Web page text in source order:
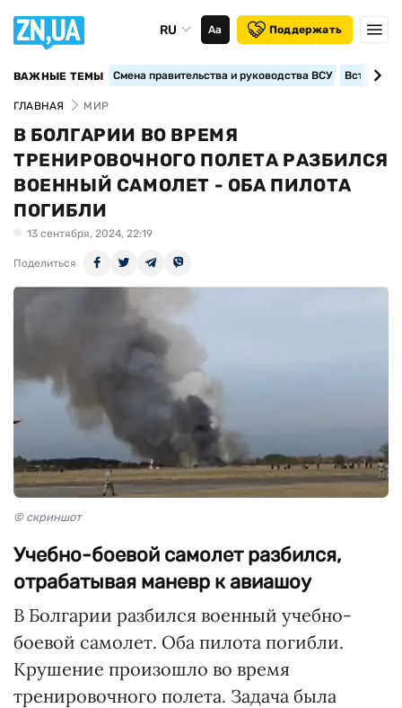
RU Аа Поддержать
ВАЖНЫЕ ТЕМЫ Смена правительства и руководства ВСУ
ГЛАВНАЯ МИР
В БОЛГАРИИ ВО ВРЕМЯ
ТРЕНИРОВОЧНОГО ПОЛЕТА РАЗБИЛСЯ
ВОЕННЫЙ САМОЛЕТ - ОБА ПИЛОТА
ПОГИБЛИ
13 сентября, 2024, 22:19
Поделиться
© скриншот
Учебно-боевой самолет разбился,
отрабатывая маневр к авиашоу
В Болгарии разбился военный учебно-
боевой самолет. Оба пилота погибли.
Крушение произошло во время
тренировочного полета. Задача была